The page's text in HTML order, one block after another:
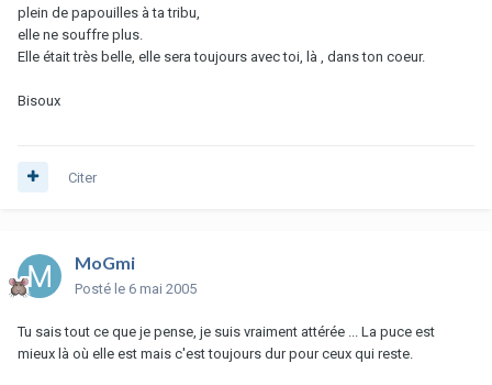
plein de papouilles à ta tribu,
elle ne souffre plus.
Elle était très belle, elle sera toujours avec toi, là , dans ton coeur.
Bisoux
Citer
MoGmi
Posté le 6 mai 2005
Tu sais tout ce que je pense, je suis vraiment attérée ... La puce est
mieux là où elle est mais c'est toujours dur pour ceux qui reste.